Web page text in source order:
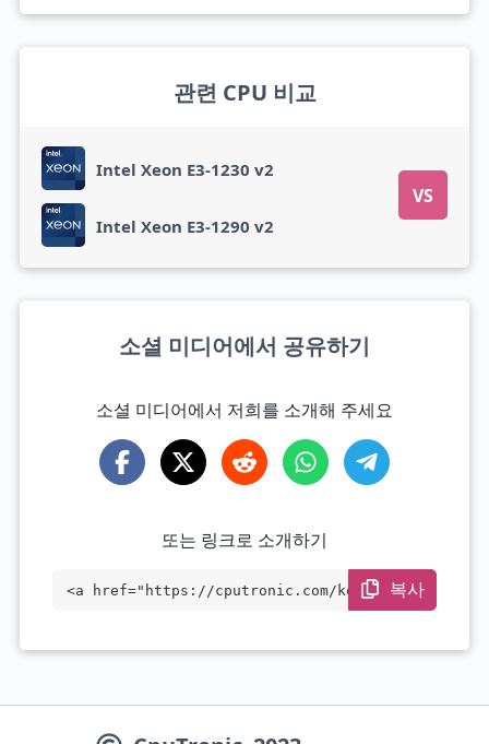
관련 CPU 비교
Intel Xeon E3-1230 v2
VS
Intel Xeon E3-1290 v2
소셜 미디어에서 공유하기
소셜 미디어에서 저희를 소개해 주세요
또는 링크로 소개하기
<a href="https://cputronic.com/ko/cpu/in
복사